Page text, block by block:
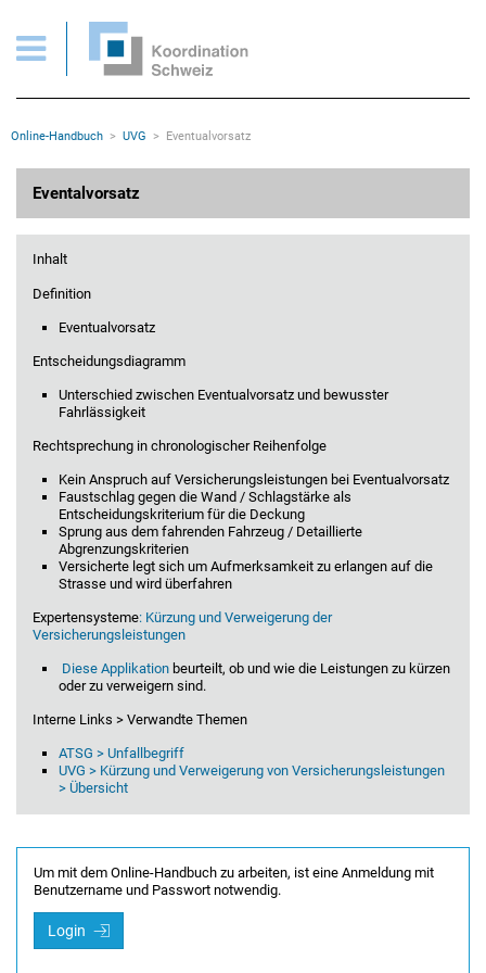
Wichtige Seiten
Home
Inhalt
Sitemap
Rootline Navigation
Online-Handbuch UVG Eventualvorsatz
Eventalvorsatz
Inhalt
Definition
Eventualvorsatz
Entscheidungsdiagramm
Unterschied zwischen Eventualvorsatz und bewusster
Fahrlässigkeit
Rechtsprechung in chronologischer Reihenfolge
Kein Anspruch auf Versicherungsleistungen bei Eventualvorsatz
Faustschlag gegen die Wand / Schlagstärke als
Entscheidungskriterium für die Deckung
Sprung aus dem fahrenden Fahrzeug / Detaillierte
Abgrenzungskriterien
Versicherte legt sich um Aufmerksamkeit zu erlangen auf die
Strasse und wird überfahren
Expertensysteme: Kürzung und Verweigerung der
Versicherungsleistungen
Diese Applikation beurteilt, ob und wie die Leistungen zu kürzen
oder zu verweigern sind.
Interne Links > Verwandte Themen
ATSG > Unfallbegriff
UVG > Kürzung und Verweigerung von Versicherungsleistungen
> Übersicht
Um mit dem Online-Handbuch zu arbeiten, ist eine Anmeldung mit
Benutzername und Passwort notwendig.
Login